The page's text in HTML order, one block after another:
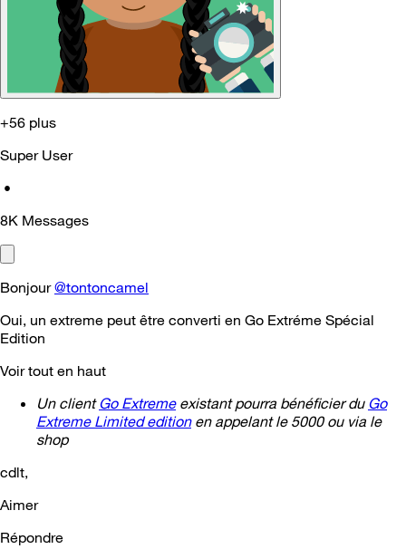
+56 plus
Super User
•
8K Messages
Bonjour@tontoncamel
Oui, un extreme peut être converti en Go Extréme Spécial
Edition
Voir tout en haut
Un clientGo Extremeexistant pourra bénéficier du Go
Extreme Limited editionen appelant le 5000 ou via le
shop
cdlt,
Aimer
Répondre